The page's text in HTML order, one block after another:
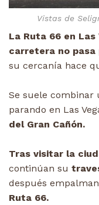
Vistas de
La Ruta 66 en Las
carretera no pasa
su cercanía hace
Se suele combinar
parando en Las
del Gran Cañón.
Tras visitar la
continúan su
después
Ruta 66.